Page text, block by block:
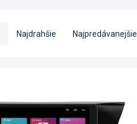
Najdrahšie Najpredávanejšie